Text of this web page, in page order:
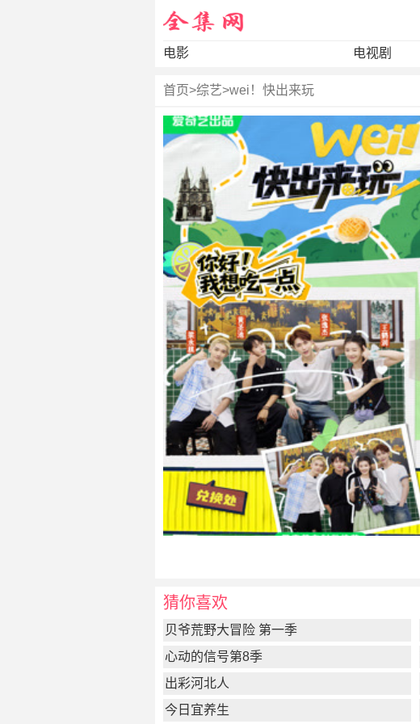
电影 电视剧
首页>综艺>wei！快出来玩
猜你喜欢
贝爷荒野大冒险 第一季
心动的信号第8季
出彩河北人
今日宜养生